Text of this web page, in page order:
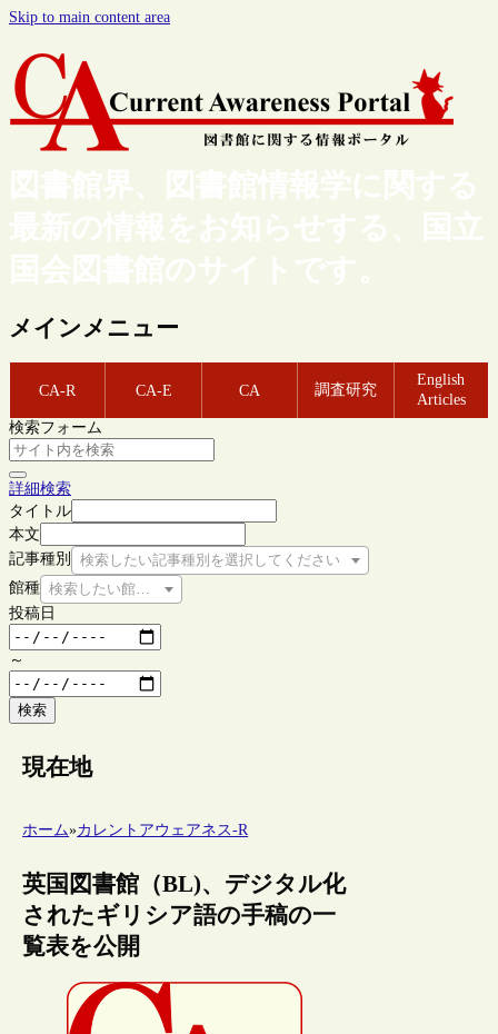
Skip to main content area
図書館界、図書館情報学に関する
最新の情報をお知らせする、国立
国会図書館のサイトです。
メインメニュー
CA-R CA-E CA 調査研究
English
Articles
検索フォーム
詳細検索
タイトル
本文
記事種別
検索したい記事種別を選択してください
館種 検索したい館種を選択してください
投稿日
～
検索
現在地
ホーム»カレントアウェアネス-R
英国図書館（BL)、デジタル化
されたギリシア語の手稿の一
覧表を公開